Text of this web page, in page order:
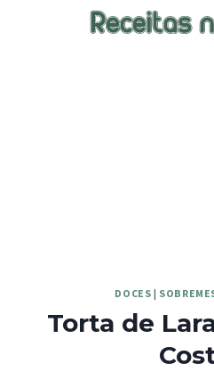
DOCES |
Torta de